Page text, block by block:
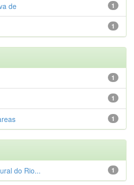
1
de
1
1
1
1
1
do Rio...